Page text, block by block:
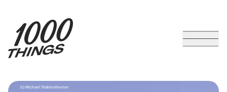
(c) Michael Stabentheiner